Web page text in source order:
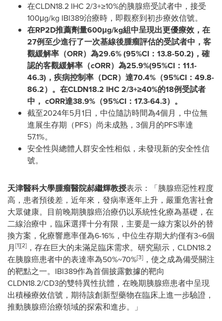
在CLDN18.2 IHC 2/3+≥10%的胰腺癌受試者中，接受
100μg/kg IBI389治療時，即觀察到初步療效信號。
在RP2D推薦劑量600μg/kg組中呈現出更優療效，在
27例至少進行了一次基線後腫瘤評估的受試者中，客
觀緩解率（ORR）為29.6% (95%CI：13.8-50.2)，確
認的客觀緩解率（cORR）為25.9%(95%CI：11.1-
46.3)，疾病控制率（DCR）達70.4%（95%CI：49.8-
86.2）。在CLDN18.2 IHC 2/3+≥40%的18例受試者
中， cORR達38.9%（95%CI：17.3-64.3）。
截至2024年5月1日，中位隨訪時間為4個月，中位無
進展生存期（PFS）尚未成熟，3個月的PFS率達
57.1%。
安全性與總體人群安全性相似，未發現新的安全性信
號。
天津醫科大學腫瘤醫院郝繼輝教授表示：「胰腺癌惡性程度
高，患者預後差，近年來，發病率逐年上升，嚴重危害社會
大眾健康。目前晚期胰腺癌治療仍以系統性化療為基礎，在
二線治療中，臨床選擇十分有限，主要是一線方案以外的替
換方案，化療響應率僅為6-16%，中位生存期大約僅有3~6個
月[1][2] ，存在巨大的未滿足臨床需求。研究顯示，CLDN18.2
在胰腺癌患者中的表達率為50%~70%[3] ，使之成為備受關注
的靶點之一。IBI389作為首個披露數據的靶向
CLDN18.2/CD3的雙特異性抗體，在晚期胰腺癌患者中呈現
出積極療效信號，期待該創新型藥物在臨床上進一步驗證，
推動胰腺癌治療領域的探索和進步。」